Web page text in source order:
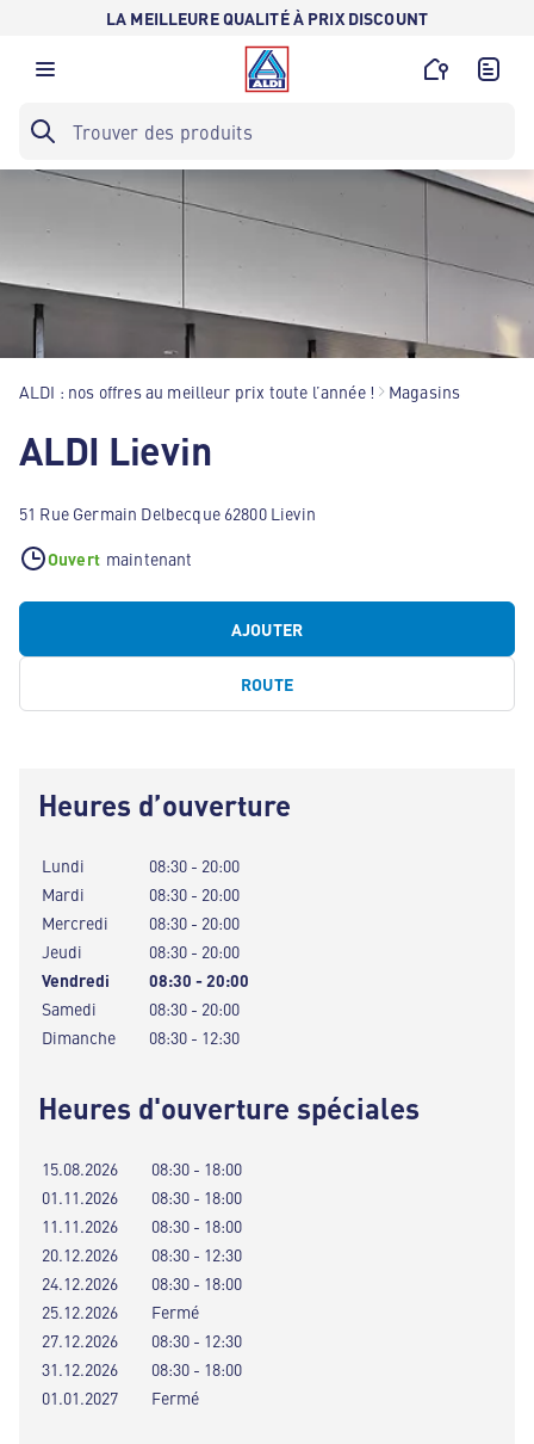
LA MEILLEURE QUALITÉ À PRIX DISCOUNT
ALDI : nos offres au meilleur prix toute l’année ! Magasins
ALDI Lievin
51 Rue Germain Delbecque 62800 Lievin
Ouvert maintenant
AJOUTER
ROUTE
Heures d’ouverture
Lundi
08:30 - 20:00
Mardi
08:30 - 20:00
Mercredi
08:30 - 20:00
Jeudi
08:30 - 20:00
Vendredi
08:30 - 20:00
Samedi
08:30 - 20:00
Dimanche
08:30 - 12:30
Heures d'ouverture spéciales
15.08.2026
08:30 - 18:00
01.11.2026
08:30 - 18:00
11.11.2026
08:30 - 18:00
20.12.2026
08:30 - 12:30
24.12.2026
08:30 - 18:00
25.12.2026
Fermé
27.12.2026
08:30 - 12:30
31.12.2026
08:30 - 18:00
01.01.2027
Fermé